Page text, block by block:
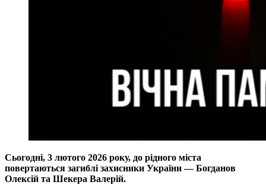
Сьогодні, 3 лютого 2026 року, до рідного міста
повертаються загиблі захисники України — Богданов
Олексій та Шекера Валерій.